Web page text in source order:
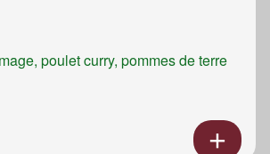
poulet curry, pommes de terre